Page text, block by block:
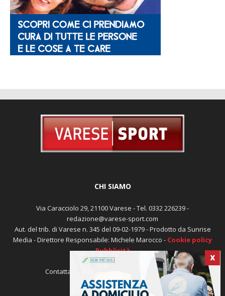
X
CHI SIAMO
Via Caracciolo 29, 21100 Varese - Tel. 0332 226239 -
redazione@varese-sport.com
Aut. del trib. di Varese n. 345 del 09-02-1979 - Prodotto da Sunrise
Media - Direttore Responsabile: Michele Marocco - Cookie policy
Pubblicità
Contattaci: redazione@varese-sport.com